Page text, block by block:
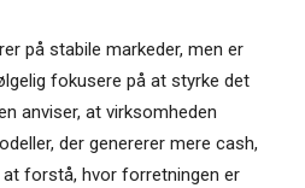
på stabile markeder, men er
fokusere på at styrke det
anviser, at virksomheden
der genererer mere cash,
forstå, hvor forretningen er